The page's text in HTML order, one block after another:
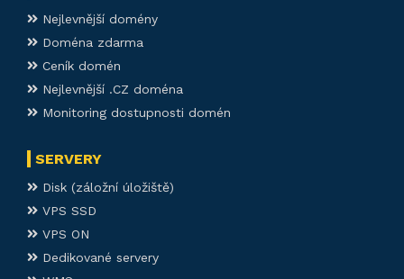
Nejlevnější domény
Doména zdarma
Ceník domén
Nejlevnější .CZ doména
Monitoring dostupnosti domén
SERVERY
Disk (záložní úložiště)
VPS SSD
VPS ON
Dedikované servery